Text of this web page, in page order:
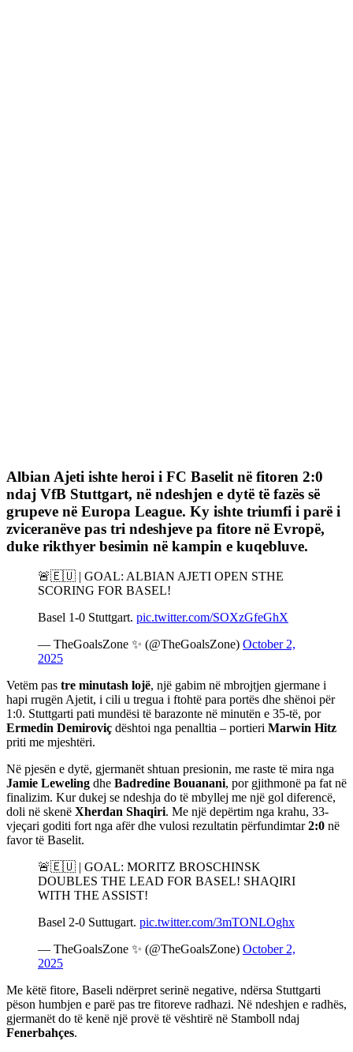
Albian Ajeti ishte heroi i FC Baselit në fitoren 2:0
ndaj VfB Stuttgart, në ndeshjen e dytë të fazës së
grupeve në Europa League. Ky ishte triumfi i parë i
zviceranëve pas tri ndeshjeve pa fitore në Evropë,
duke rikthyer besimin në kampin e kuqebluve.
🚨🇪🇺 | GOAL: ALBIAN AJETI OPEN STHE
SCORING FOR BASEL!
Basel 1-0 Stuttgart. pic.twitter.com/SOXzGfeGhX
— TheGoalsZone ✨ (@TheGoalsZone) October 2,
2025
Vetëm pas tre minutash lojë, një gabim në mbrojtjen gjermane i
hapi rrugën Ajetit, i cili u tregua i ftohtë para portës dhe shënoi për
1:0. Stuttgarti pati mundësi të barazonte në minutën e 35-të, por
Ermedin Demiroviç dështoi nga penalltia – portieri Marwin Hitz
priti me mjeshtëri.
Në pjesën e dytë, gjermanët shtuan presionin, me raste të mira nga
Jamie Leweling dhe Badredine Bouanani, por gjithmonë pa fat në
finalizim. Kur dukej se ndeshja do të mbyllej me një gol diferencë,
doli në skenë Xherdan Shaqiri. Me një depërtim nga krahu, 33-
vjeçari goditi fort nga afër dhe vulosi rezultatin përfundimtar2:0 në
favor të Baselit.
🚨🇪🇺 | GOAL: MORITZ BROSCHINSK
DOUBLES THE LEAD FOR BASEL! SHAQIRI
WITH THE ASSIST!
Basel 2-0 Suttugart. pic.twitter.com/3mTONLOghx
— TheGoalsZone ✨ (@TheGoalsZone) October 2,
2025
Me këtë fitore, Baseli ndërpret serinë negative, ndërsa Stuttgarti
pëson humbjen e parë pas tre fitoreve radhazi. Në ndeshjen e radhës,
gjermanët do të kenë një provë të vështirë në Stamboll ndaj
Fenerbahçes.